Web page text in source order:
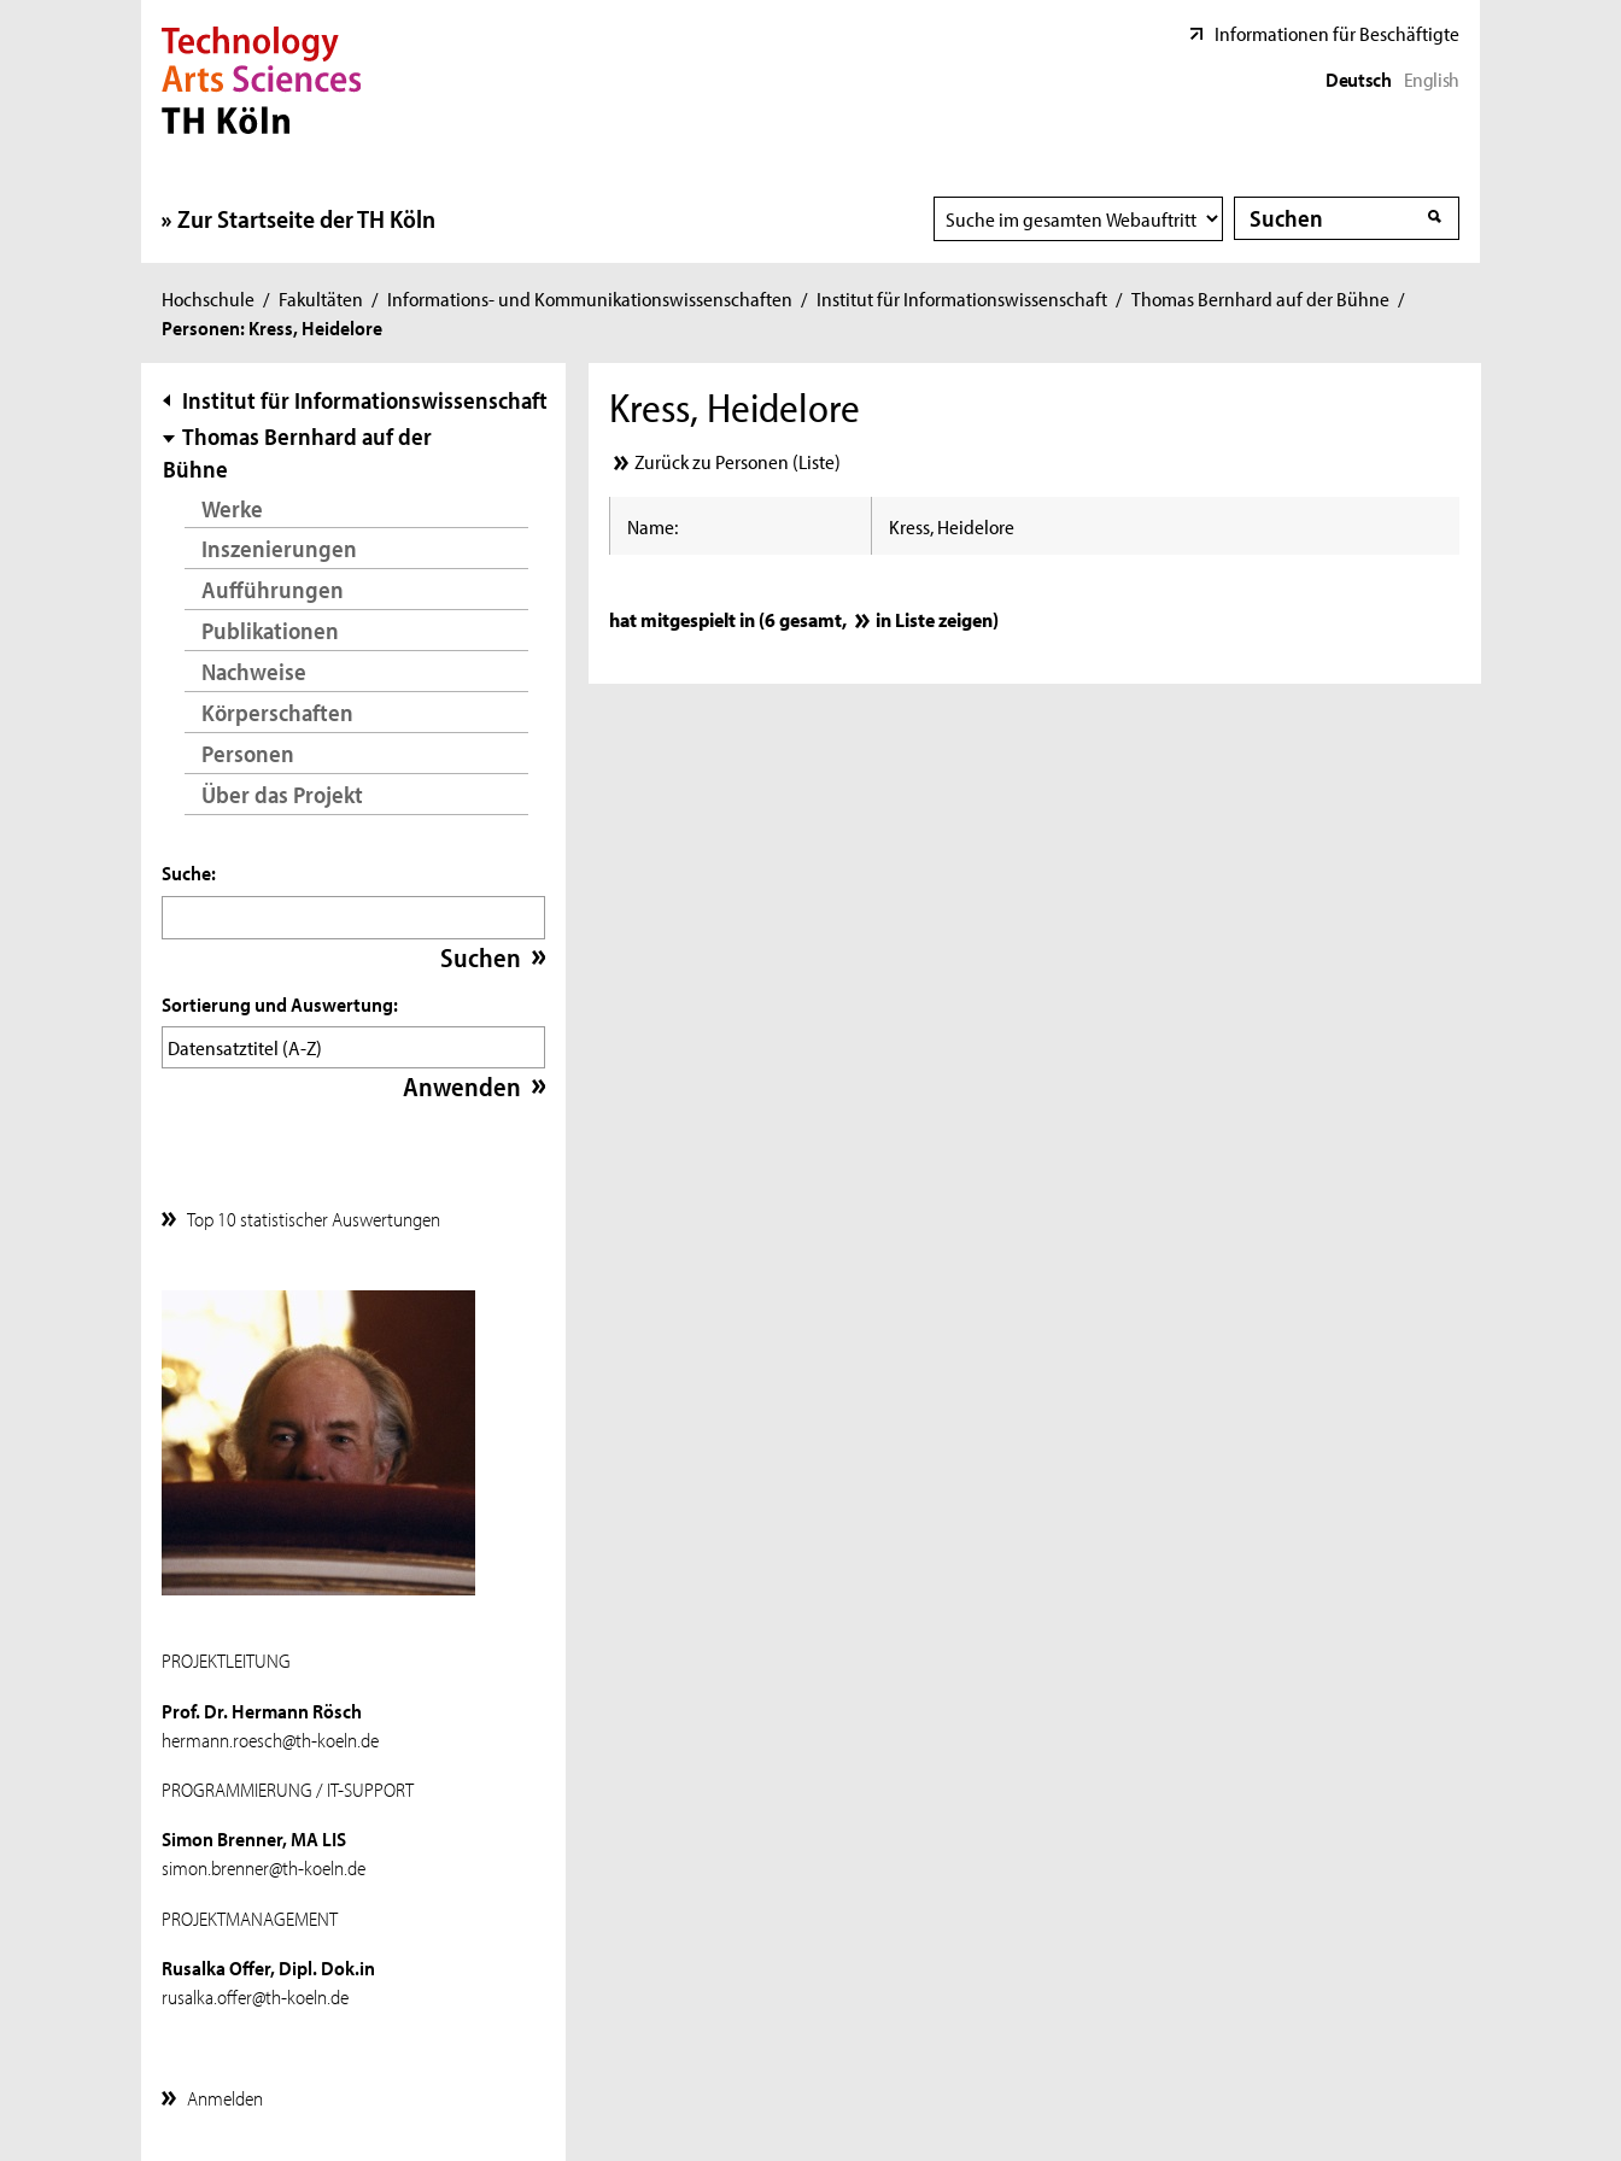
Direkt zur Hauptnavigation
Direkt zur Subnavigation
Direkt zum Inhalt
Direkt zum Fußbereich
Informationen für Beschäftigte
Deutsch English
Zur Startseite der TH Köln
Suchbereich
wählen
Suche
Suche
Sie
sind
Hochschule / Fakultäten / Informations- und Kommunikationswissenschaften / Institut für Informationswissenschaft / Thomas Bernhard auf der Bühne /
Personen: Kress, Heidelore
Subnavigation
Institut für Informationswissenschaft
Thomas Bernhard auf der
Bühne
Werke
Inszenierungen
Aufführungen
Publikationen
Nachweise
Körperschaften
Personen
Über das Projekt
Suche:
Sortierung und Auswertung:
Top 10 statistischer Auswertungen
PROJEKTLEITUNG
Prof. Dr. Hermann Rösch
hermann.roesch@th-koeln.de
PROGRAMMIERUNG / IT-SUPPORT
Simon Brenner, MA LIS
simon.brenner@th-koeln.de
PROJEKTMANAGEMENT
Rusalka Offer, Dipl. Dok.in
rusalka.offer@th-koeln.de
Anmelden
Kress, Heidelore
Zurück zu Personen (Liste)
Name: Kress, Heidelore
hat mitgespielt in (6 gesamt, in Liste zeigen)